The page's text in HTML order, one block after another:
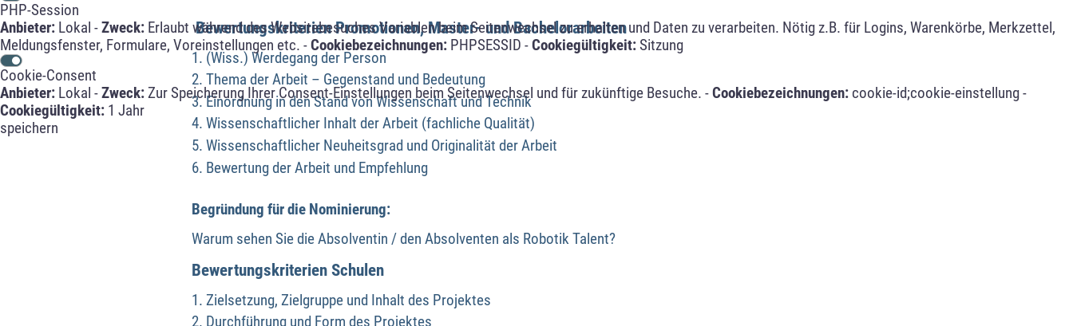
PHP-Session
Anbieter: Lokal -Zweck: Erlaubt während des Websitebesuches Variablen beim Seitenwechsel zu erhalten und Daten zu verarbeiten. Nötig z.B. für Logins, Warenkörbe, Merkzettel,
Meldungsfenster, Formulare, Voreinstellungen etc. -Cookiebezeichnungen: PHPSESSID -Cookiegültigkeit:Sitzung
Cookie-Consent
Anbieter: Lokal -Zweck:Zur Speicherung Ihrer Consent-Einstellungen beim Seitenwechsel und für zukünftige Besuche. -Cookiebezeichnungen: cookie-id;cookie-einstellung -
Cookiegültigkeit: 1 Jahr
speichern
Bewertungskriterien Promotionen, Master- und Bachelorarbeiten
(Wiss.) Werdegang der Person
Thema der Arbeit – Gegenstand und Bedeutung
Einordnung in den Stand von Wissenschaft und Technik
Wissenschaftlicher Inhalt der Arbeit (fachliche Qualität)
Wissenschaftlicher Neuheitsgrad und Originalität der Arbeit
Bewertung der Arbeit und Empfehlung
Begründung für die Nominierung:
Warum sehen Sie die Absolventin / den Absolventen als Robotik Talent?
Bewertungskriterien Schulen
Zielsetzung, Zielgruppe und Inhalt des Projektes
Durchführung und Form des Projektes